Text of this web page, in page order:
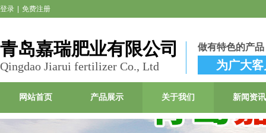
做有特色的产
为广大
青岛嘉瑞肥业有限公司
Qingdao Jiarui fertilizer Co., Ltd
登录 免费注册
网站首页 产品展示 关于我们 新闻资讯